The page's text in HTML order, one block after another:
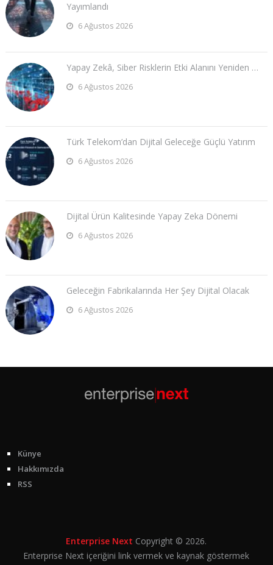
Yayımlandı
6 Ağustos 2026
Yapay Zekâ, Siber Risklerin Etki Alanını Yeniden …
6 Ağustos 2026
Türk Telekom’dan Dijital Geleceğe Güçlü Yatırım
6 Ağustos 2026
Dijital Ürün Kalitesinde Yapay Zeka Dönemi
6 Ağustos 2026
Geleceğin Fabrikalarında Her Şey Dijital Olacak
6 Ağustos 2026
Künye
Hakkımızda
RSS
Enterprise Next Copyright © 2026.
Enterprise Next içeriğini link vermek ve kaynak göstermek